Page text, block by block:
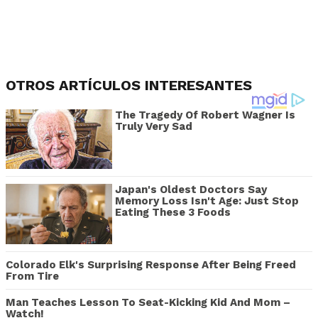
OTROS ARTÍCULOS INTERESANTES
The Tragedy Of Robert Wagner Is
Truly Very Sad
Japan's Oldest Doctors Say
Memory Loss Isn't Age: Just Stop
Eating These 3 Foods
Colorado Elk's Surprising Response After Being Freed
From Tire
Man Teaches Lesson To Seat-Kicking Kid And Mom –
Watch!